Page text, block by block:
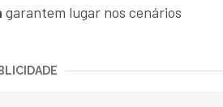
garantem lugar nos cenários